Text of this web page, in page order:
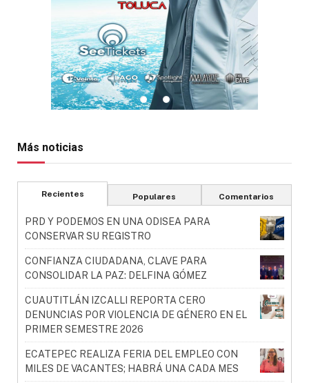
Más noticias
Recientes Populares Comentarios
PRD Y PODEMOS EN UNA ODISEA PARA
CONSERVAR SU REGISTRO
CONFIANZA CIUDADANA, CLAVE PARA
CONSOLIDAR LA PAZ: DELFINA GÓMEZ
CUAUTITLÁN IZCALLI REPORTA CERO
DENUNCIAS POR VIOLENCIA DE GÉNERO EN EL
PRIMER SEMESTRE 2026
ECATEPEC REALIZA FERIA DEL EMPLEO CON
MILES DE VACANTES; HABRÁ UNA CADA MES